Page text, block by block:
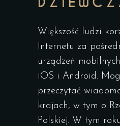
Większość ludzi
Internetu za
urządzeń
iOS i Android.
przeczytać
krajach, w tym o
Polskiej. W tym